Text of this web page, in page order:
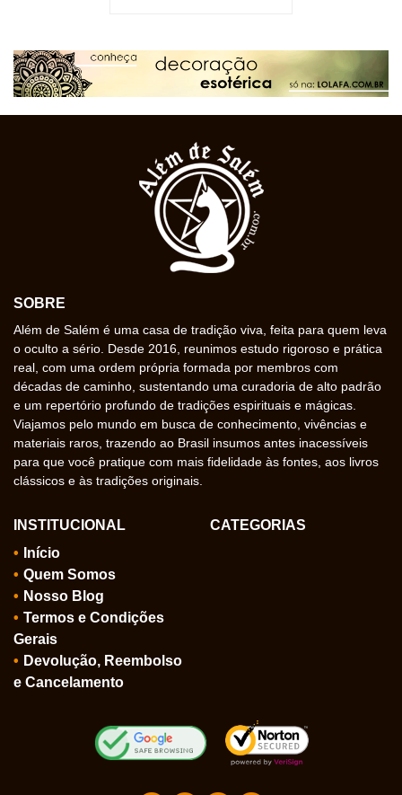
SOBRE
Além de Salém é uma casa de tradição viva, feita para quem leva
o oculto a sério. Desde 2016, reunimos estudo rigoroso e prática
real, com uma ordem própria formada por membros com
décadas de caminho, sustentando uma curadoria de alto padrão
e um repertório profundo de tradições espirituais e mágicas.
Viajamos pelo mundo em busca de conhecimento, vivências e
materiais raros, trazendo ao Brasil insumos antes inacessíveis
para que você pratique com mais fidelidade às fontes, aos livros
clássicos e às tradições originais.
INSTITUCIONAL
Início
Quem Somos
Nosso Blog
Termos e Condições
Gerais
Devolução, Reembolso
e Cancelamento
CATEGORIAS